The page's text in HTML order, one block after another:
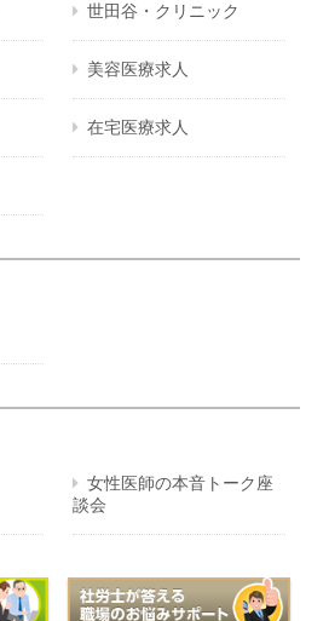
世田谷・クリニック
美容医療求人
在宅医療求人
女性医師の本音トーク座
談会